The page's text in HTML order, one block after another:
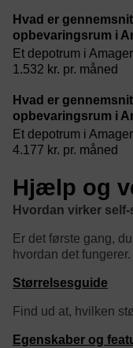
Hvad er
opbevaringsrum i
Et depotrum i
1.532 kr. pr. måned
Hvad er
opbevaringsrum i
Et depotrum i
4.177 kr. pr. måned
Hjælp og
Hvordan virker
Er det første gang,
hvordan det fungerer.
Størrelsesguide
Find ud at, hvilken
Egenskaber og